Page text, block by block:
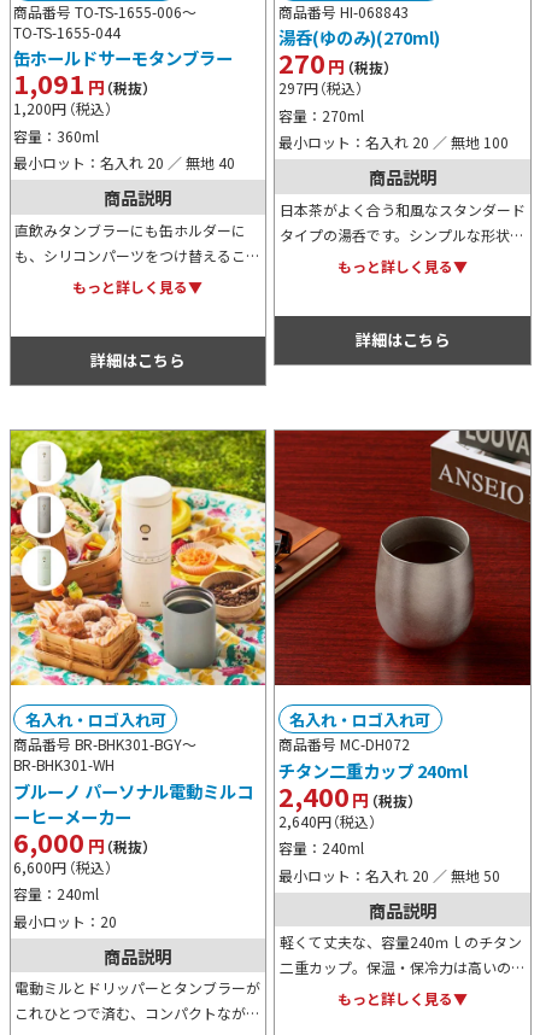
商品番号 TO-TS-1655-006～
TO-TS-1655-044
缶ホールドサーモタンブラー
1,091 円（税抜）
1,200円（税込）
容量：360ml
最小ロット：名入れ 20 ／ 無地 40
商品説明
直飲みタンブラーにも缶ホルダーに
も、シリコンパーツをつけ替えること
でなる便利なアイテムです。
もっと詳しく見る▼
詳細はこちら
商品番号 HI-068843
湯呑(ゆのみ)(270ml)
270円（税抜）
297円（税込）
容量：270ml
最小ロット：名入れ 20 ／ 無地 100
商品説明
日本茶がよく合う和風なスタンダード
タイプの湯呑です。シンプルな形状で
印刷面積が広いので、名入れプリント
もっと詳しく見る▼
詳細はこちら
商品番号 BR-BHK301-BGY～
BR-BHK301-WH
ブルーノ パーソナル電動ミルコ
ーヒーメーカー
6,000 円（税抜）
6,600円（税込）
容量：240ml
最小ロット：20
名入れ・ロゴ入れ可
商品説明
電動ミルとドリッパーとタンブラーが
これひとつで済む、コンパクトながら
商品番号 MC-DH072
チタン二重カップ 240ml
2,400円（税抜）
2,640円（税込）
容量：240ml
最小ロット：名入れ 20 ／ 無地 50
名入れ・ロゴ入れ可
商品説明
軽くて丈夫な、容量240ｍｌのチタン
二重カップ。保温・保冷力は高いの
に、熱伝導性は低く、熱さが手に伝わ
もっと詳しく見る▼